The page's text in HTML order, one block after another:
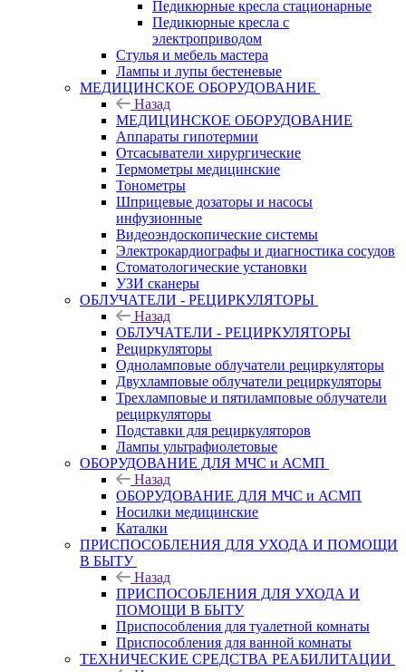
Педикюрные кресла стационарные
Педикюрные кресла с
электроприводом
Стулья и мебель мастера
Лампы и лупы бестеневые
МЕДИЦИНСКОЕ ОБОРУДОВАНИЕ
Назад
МЕДИЦИНСКОЕ ОБОРУДОВАНИЕ
Аппараты гипотермии
Отсасыватели хирургические
Термометры медицинские
Тонометры
Шприцевые дозаторы и насосы
инфузионные
Видеоэндоскопические системы
Электрокардиографы и диагностика сосудов
Стоматологические установки
УЗИ сканеры
ОБЛУЧАТЕЛИ - РЕЦИРКУЛЯТОРЫ
Назад
ОБЛУЧАТЕЛИ - РЕЦИРКУЛЯТОРЫ
Рециркуляторы
Одноламповые облучатели рециркуляторы
Двухламповые облучатели рециркуляторы
Трехламповые и пятиламповые облучатели
рециркуляторы
Подставки для рециркуляторов
Лампы ультрафиолетовые
ОБОРУДОВАНИЕ ДЛЯ МЧС и АСМП
Назад
ОБОРУДОВАНИЕ ДЛЯ МЧС и АСМП
Носилки медицинские
Каталки
ПРИСПОСОБЛЕНИЯ ДЛЯ УХОДА И ПОМОЩИ
В БЫТУ
Назад
ПРИСПОСОБЛЕНИЯ ДЛЯ УХОДА И
ПОМОЩИ В БЫТУ
Приспособления для туалетной комнаты
Приспособления для ванной комнаты
ТЕХНИЧЕСКИЕ СРЕДСТВА РЕАБИЛИТАЦИИ